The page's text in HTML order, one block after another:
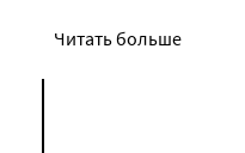
Читать больше